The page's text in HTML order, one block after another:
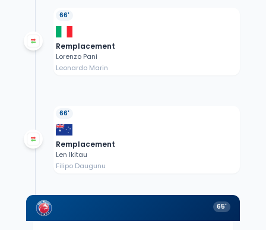
66'
Remplacement
Lorenzo Pani
Leonardo Marin
66'
Remplacement
Len Ikitau
Filipo Daugunu
65'